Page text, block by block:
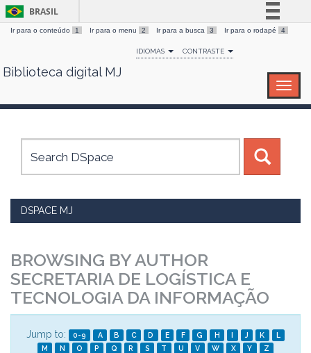
Skip
BRASIL
Simplifique!
Comunica BR
Canais
Ir para o conteúdo 1 Ir para o menu 2 Ir para a busca 3 Ir para o rodapé 4
IDIOMAS CONTRASTE
Biblioteca digital MJ
DSPACE MJ
BROWSING BY AUTHOR
SECRETARIA DE LOGÍSTICA E
TECNOLOGIA DA INFORMAÇÃO
Jump to: 0-9 A B C D E F G H I J K
L
M
N O P Q R S T U V W X Y Z